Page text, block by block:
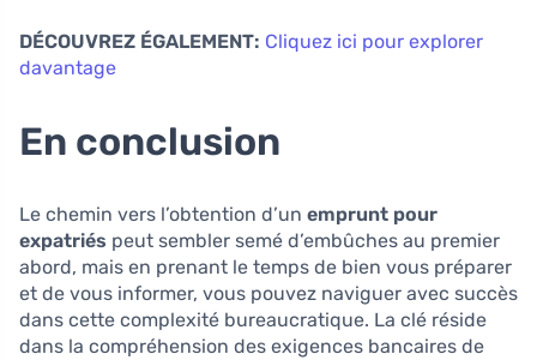
DÉCOUVREZ ÉGALEMENT: Cliquez ici pour explorer
davantage
En conclusion
Le chemin vers l’obtention d’un emprunt pour
expatriés peut sembler semé d’embûches au premier
abord, mais en prenant le temps de bien vous préparer
et de vous informer, vous pouvez naviguer avec succès
dans cette complexité bureaucratique. La clé réside
dans la compréhension des exigences bancaires de